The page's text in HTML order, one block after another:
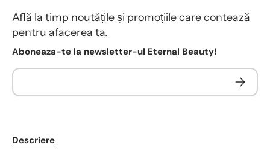
Află la timp noutățile și promoțiile care contează
pentru afacerea ta.
Aboneaza-te la newsletter-ul Eternal Beauty!
Descriere